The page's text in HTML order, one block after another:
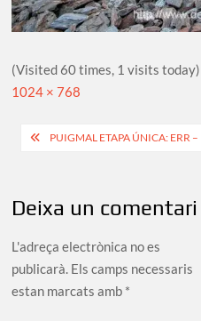
(Visited 60 times, 1 visits today)
Full
1024 × 768
Navegació
PUIGMAL ETAPA ÚNICA: ERR
Deixa un comentari
L'adreça electrònica no es
publicarà. Els camps necessaris
estan marcats amb *